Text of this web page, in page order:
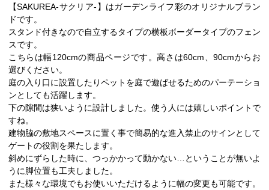
【SAKUREA-サクリア-】はガーデンライフ彩のオリジナルブラン
ドです。
スタンド付きなので自立するタイプの横板ボーダータイプのフェン
スです。
こちらは幅120cmの商品ページです。高さは60cm、90cmからお
選びください。
庭の入り口に設置したりペットを庭で遊ばせるためのパーテーショ
ンとしても活躍します。
下の隙間は狭いように設計しました。使う人には嬉しいポイントで
すね。
建物脇の敷地スペースに置く事で簡易的な進入禁止のサインとして
ゲートの役割を果たします。
斜めにずらした時に、つっかかって動かない…ということが無いよ
うに脚位置も工夫しました。
また様々な環境でもお使いいただけるように幅の変更も可能です。